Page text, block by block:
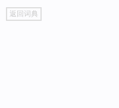
go
top
返回词典